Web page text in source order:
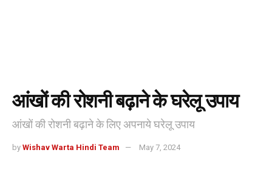
आंखों की रोशनी बढ़ाने के घरेलू उपाय
आंखों की रोशनी बढ़ाने के लिए अपनाये घरेलू उपाय
by Wishav Warta Hindi Team May 7, 2024